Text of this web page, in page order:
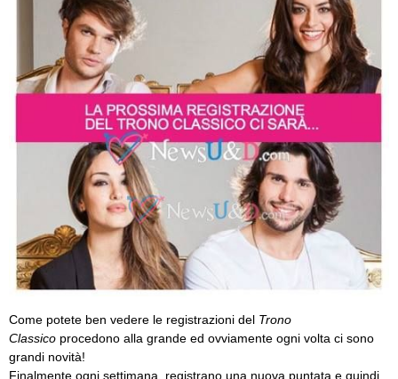
Come potete ben vedere le registrazioni del Trono
Classico procedono alla grande ed ovviamente ogni volta ci sono
grandi novità!
Finalmente ogni settimana, registrano una nuova puntata e quindi